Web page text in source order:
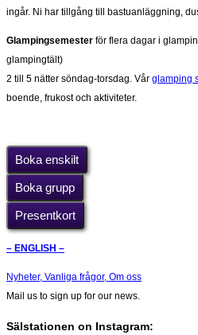
ingår. Ni har tillgång till bastuanläggning,
Glampingsemester för flera dagar i
glampingtält)
2 till 5 nätter söndag-torsdag. Vår glamping
boende, frukost och aktiviteter.
Boka enskilt
Boka grupp
Presentkort
– ENGLISH –
Nyheter, Vanliga frågor, Om oss
Mail us to sign up for our news.
Sälstationen on Instagram: